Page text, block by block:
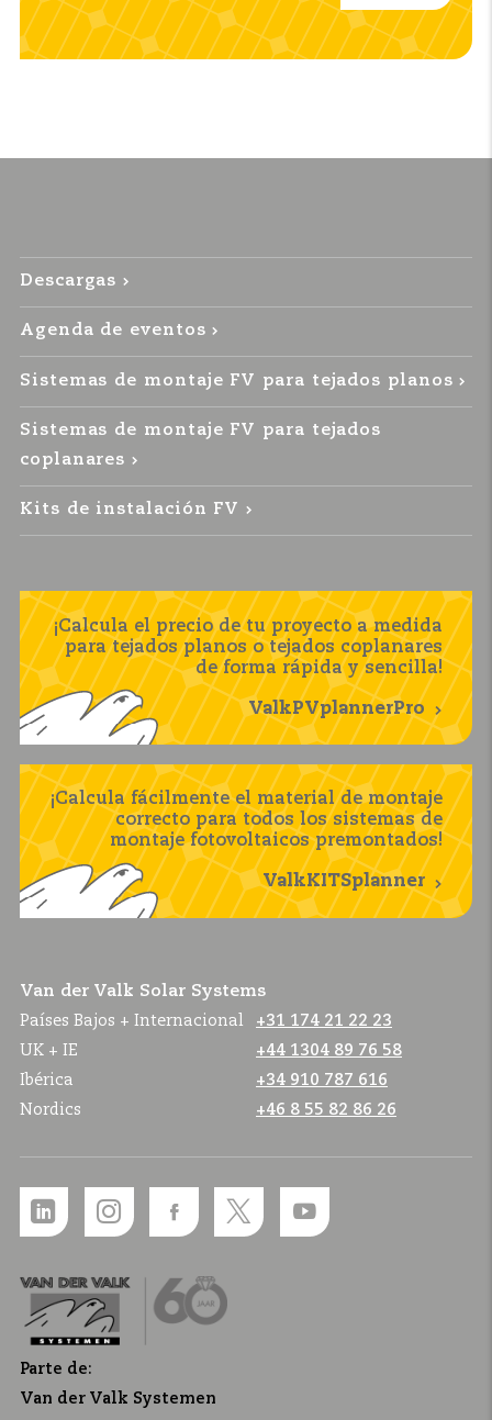
Descargas
Agenda de eventos
Sistemas de montaje FV para tejados planos
Sistemas de montaje FV para tejados
coplanares
Kits de instalación FV
¡Calcula el precio de tu proyecto a medida
para tejados planos o tejados coplanares
de forma rápida y sencilla!
ValkPVplannerPro
¡Calcula fácilmente el material de montaje
correcto para todos los sistemas de
montaje fotovoltaicos premontados!
ValkKITSplanner
Van der Valk Solar Systems
Países Bajos + Internacional
+31 174 21 22 23
UK + IE
+44 1304 89 76 58
Ibérica
+34 910 787 616
Nordics
+46 8 55 82 86 26
Parte de:
Van der Valk Systemen